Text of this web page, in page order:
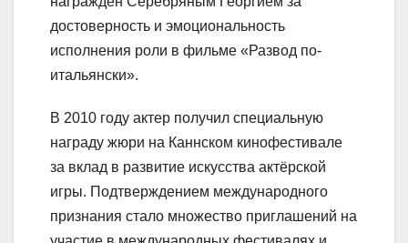
достоверность и эмоциональность
исполнения роли в фильме «Развод по-
итальянски».
В 2010 году актер получил специальную
награду жюри на Каннском кинофестивале
за вклад в развитие искусства актёрской
игры. Подтверждением международного
признания стало множество приглашений на